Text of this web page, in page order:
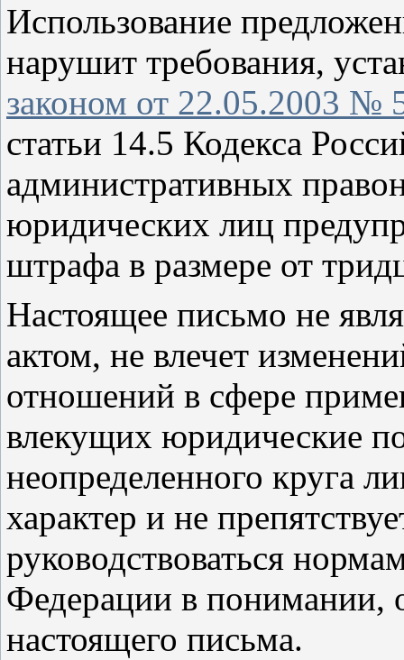
Использование
нарушит требования,
законом от 22.05.2003 №
статьи 14.5 Кодекса
административных
юридических лиц
штрафа в размере от
Настоящее письмо не
актом, не влечет
отношений в сфере
влекущих юридические
неопределенного круга
характер и не
руководствоваться
Федерации в понимании,
настоящего письма.